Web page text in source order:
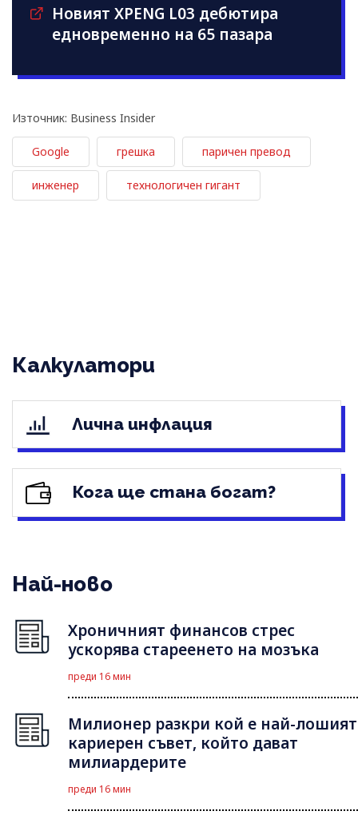
Новият XPENG L03 дебютира
едновременно на 65 пазара
Източник: Business Insider
Google грешка паричен превод
инженер технологичен гигант
Калкулатори
Лична инфлация
Кога ще стана богат?
Най-ново
Хроничният финансов стрес
ускорява стареенето на мозъка
преди 16 мин
Милионер разкри кой е най-лошият
кариерен съвет, който дават
милиардерите
преди 16 мин